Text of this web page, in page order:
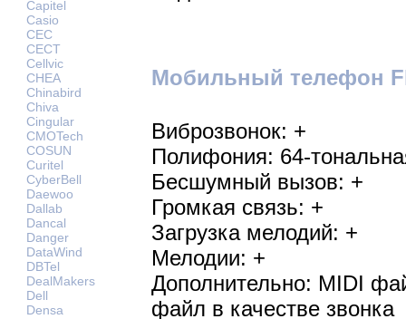
Capitel
Casio
CEC
CECT
Cellvic
CHEA
Chinabird
Chiva
Cingular
CMOTech
COSUN
Curitel
CyberBell
Daewoo
Dallab
Dancal
Danger
DataWind
DBTel
DealMakers
Dell
Densa
Мобильный телефон
Виброзвонок: +
Полифония: 64-
Бесшумный вызов: +
Громкая связь: +
Загрузка мелодий: +
Мелодии: +
Дополнительно: MIDI
файл в качестве звонка